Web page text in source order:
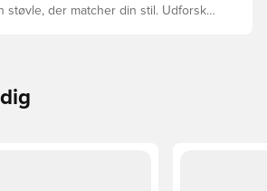
støvle, der matcher din stil. Udforsk